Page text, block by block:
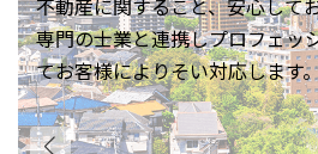
不動産に関すること、安心して
専門の士業と連携しプロフェッ
てお客様によりそい対応します。